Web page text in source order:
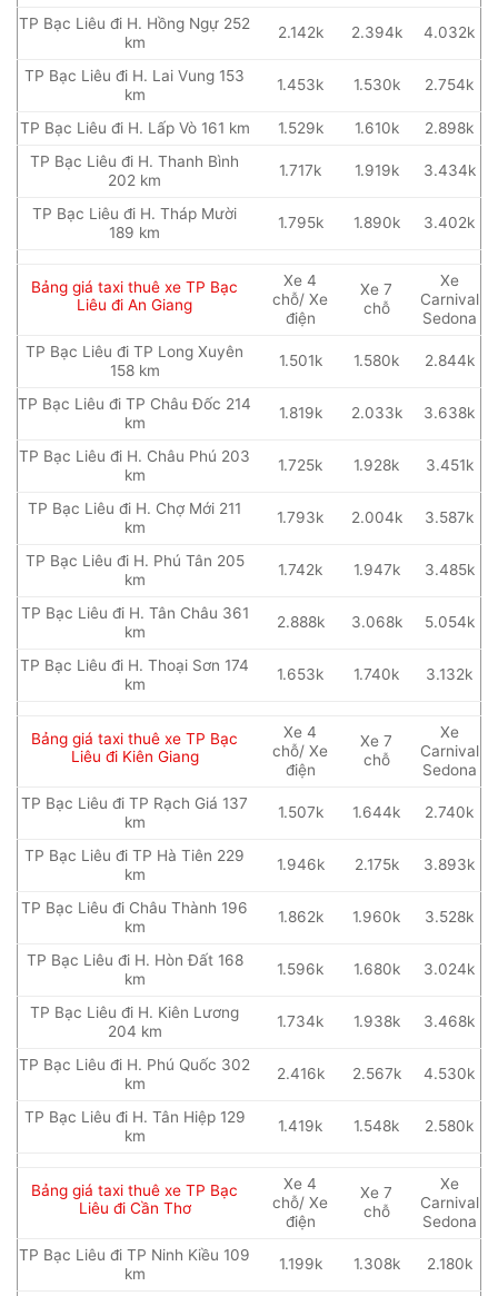
TP Bạc Liêu đi H. Hồng Ngự 252
km
2.142k 2.394k 4.032k
TP Bạc Liêu đi H. Lai Vung 153
km
1.453k 1.530k 2.754k
TP Bạc Liêu đi H. Lấp Vò 161 km 1.529k 1.610k
2.898k
TP Bạc Liêu đi H. Thanh Bình
202 km
1.717k 1.919k 3.434k
TP Bạc Liêu đi H. Tháp Mười
189 km
1.795k 1.890k 3.402k
Bảng giá taxi thuê xe TP Bạc
Liêu đi An Giang
Xe 4
chỗ/ Xe
điện
Xe 7
chỗ
Xe
Carnival
Sedona
TP Bạc Liêu đi TP Long Xuyên
158 km
1.501k 1.580k 2.844k
TP Bạc Liêu đi TP Châu Đốc 214
km
1.819k 2.033k 3.638k
TP Bạc Liêu đi H. Châu Phú 203
km
1.725k 1.928k 3.451k
TP Bạc Liêu đi H. Chợ Mới 211
km
1.793k 2.004k 3.587k
TP Bạc Liêu đi H. Phú Tân 205
km
1.742k 1.947k 3.485k
TP Bạc Liêu đi H. Tân Châu 361
km
2.888k 3.068k 5.054k
TP Bạc Liêu đi H. Thoại Sơn 174
km
1.653k 1.740k 3.132k
Bảng giá taxi thuê xe TP Bạc
Liêu đi Kiên Giang
Xe 4
chỗ/ Xe
điện
Xe 7
chỗ
Xe
Carnival
Sedona
TP Bạc Liêu đi TP Rạch Giá 137
km
1.507k 1.644k 2.740k
TP Bạc Liêu đi TP Hà Tiên 229
km
1.946k 2.175k 3.893k
TP Bạc Liêu đi Châu Thành 196
km
1.862k 1.960k 3.528k
TP Bạc Liêu đi H. Hòn Đất 168
km
1.596k 1.680k 3.024k
TP Bạc Liêu đi H. Kiên Lương
204 km
1.734k 1.938k 3.468k
TP Bạc Liêu đi H. Phú Quốc 302
km
2.416k 2.567k 4.530k
TP Bạc Liêu đi H. Tân Hiệp 129
km
1.419k 1.548k 2.580k
Bảng giá taxi thuê xe TP Bạc
Liêu đi Cần Thơ
Xe 4
chỗ/ Xe
điện
Xe 7
chỗ
Xe
Carnival
Sedona
TP Bạc Liêu đi TP Ninh Kiều 109
km
1.199k 1.308k 2.180k